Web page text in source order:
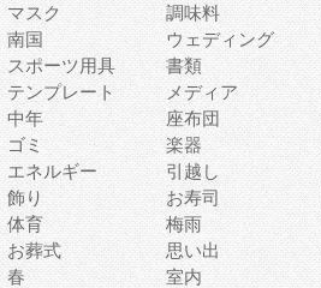
マスク 調味料
南国 ウェディング
スポーツ用具 書類
テンプレート メディア
中年 座布団
ゴミ 楽器
エネルギー 引越し
飾り お寿司
体育 梅雨
お葬式 思い出
春 室内